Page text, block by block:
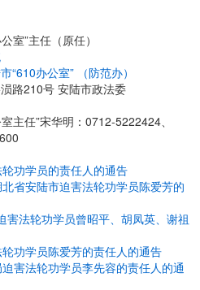
室”主任（原任）
“610办公室” （防范办）
路210号 安陆市政法委
主任”宋华明：0712-5222424、
功学员的责任人的通告
省安陆市迫害法轮功学员陈爱芳的
害法轮功学员曾昭平、胡凤英、谢祖
功学员陈爱芳的责任人的通告
害法轮功学员李先容的责任人的通